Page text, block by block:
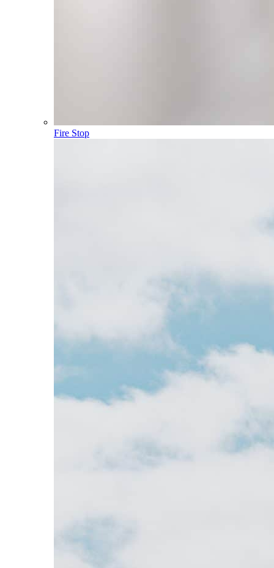
Fire Stop